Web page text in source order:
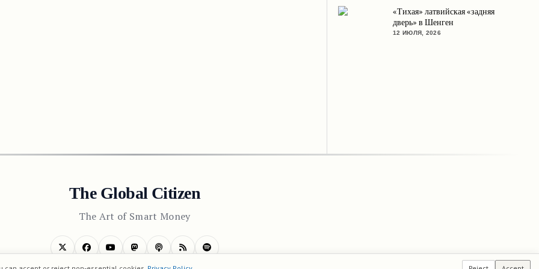
«Тихая» латвийская «задняя
дверь» в Шенген
12 ИЮЛЯ, 2026
The Global Citizen
The Art of Smart Money